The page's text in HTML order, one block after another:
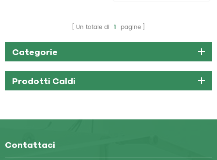
Un totale di 1 pagine
Categorie
Prodotti Caldi
Contattaci